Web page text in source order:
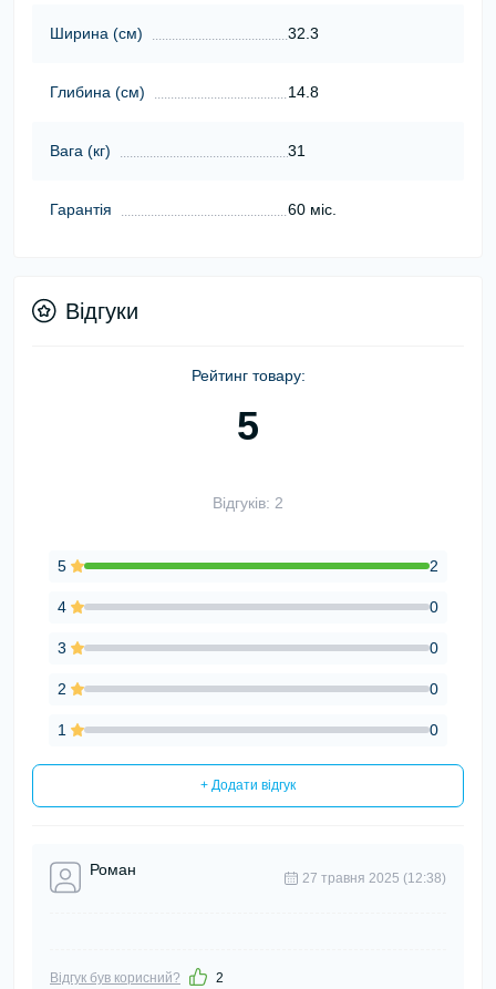
Ширина (cм) 32.3
Глибина (cм) 14.8
Вага (кг) 31
Гарантія 60 міс.
Відгуки
Рейтинг товару:
5
Відгуків: 2
5 2
4 0
3 0
2 0
1 0
+ Додати відгук
Роман 27 травня 2025 (12:38)
Відгук був корисний? 2